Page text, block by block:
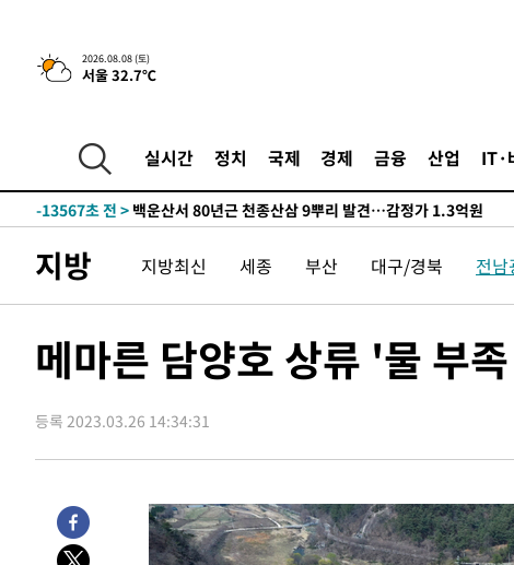
2026.08.08 (토)
서울 32.7℃
실시간 정치 국제 경제 금융 산업 IT·
-25494초 전 >낮 최고 35도 '무더위'…동해안 시간당 30㎜ '강한 비'[내일날
-24764초 전 >[속보]이강인 "감독님이 원하는 마음 느꼈고, 많은 트로피 원
-23515초 전 >
온열질환 사망자 3명 늘어…누적 환자 3000명 돌파
-17460초 전 >
-13567초 전 > 백운산서 80년근 천종산삼 9뿌리 발견…감정가 1.3억원
-8811초 전 >
남자 농구, 나고야 아시안게임서 '홈팀' 일본과 한일전
-8187초 전 >여수 오동도 해상서 모터보트 전복…1명 사망·1명 실종
주 날씨]
-1432초 전 >축구협회 "압수수색·성접대 논란 사과…쇄신의 기회로 삼겠
3시간 전 >'최고 37도' 폭염 지속…강원동해안 최대 150㎜ 비
5시간 전 >[속보]뉴욕증시 상승 마감…S&P 0.6% 나스닥 1.3%↑
42.08%·宋 10.17%
-31805초 전 >
이강인 "아틀레티코 이적 기뻐…등번호 7번 의미보단 팀 위
-31740초 전 >
[속보]與 당대표 경선, 제주·인천 권리당원 투표 김민석 승리
지방 지방최신 세종 부산 대구/경북 전남
메마른 담양호 상류 '물 부
등록 2023.03.26 14:34:31